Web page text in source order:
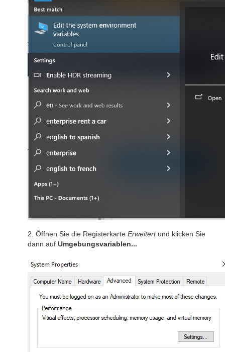
2. Öffnen Sie die Registerkarte Erweitert und klicken Sie
dann auf Umgebungsvariablen...